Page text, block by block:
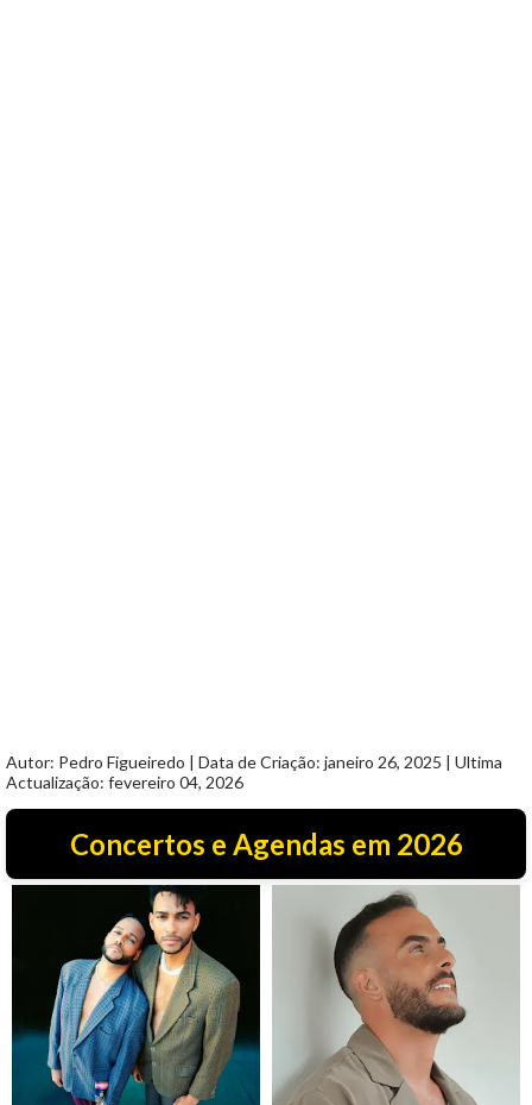
Autor: Pedro Figueiredo | Data de Criação: janeiro 26, 2025 | Ultima
Actualização: fevereiro 04, 2026
Concertos e Agendas em 2026